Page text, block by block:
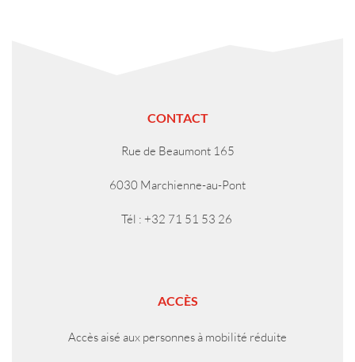
CONTACT
Rue de Beaumont 165
6030 Marchienne-au-Pont
Tél : +32 71 51 53 26
ACCÈS
Accès aisé aux personnes à mobilité réduite